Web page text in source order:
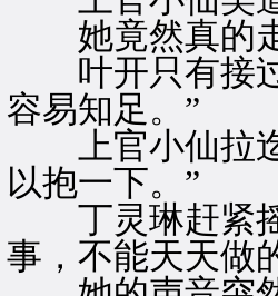
她竟然真的走
叶开只有接过
容易知足。”
上官小仙拉迄
以抱一下。”
丁灵琳赶紧摇
事，不能天天做